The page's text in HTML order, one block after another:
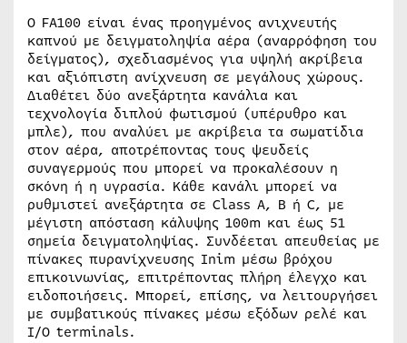
Ο FA100 είναι ένας προηγμένος ανιχνευτής
καπνού με δειγματοληψία αέρα (αναρρόφηση του
δείγματος), σχεδιασμένος για υψηλή ακρίβεια
και αξιόπιστη ανίχνευση σε μεγάλους χώρους.
Διαθέτει δύο ανεξάρτητα κανάλια και
τεχνολογία διπλού φωτισμού (υπέρυθρο και
μπλε), που αναλύει με ακρίβεια τα σωματίδια
στον αέρα, αποτρέποντας τους ψευδείς
συναγερμούς που μπορεί να προκαλέσουν η
σκόνη ή η υγρασία. Κάθε κανάλι μπορεί να
ρυθμιστεί ανεξάρτητα σε Class A, B ή C, με
μέγιστη απόσταση κάλυψης 100m και έως 51
σημεία δειγματοληψίας. Συνδέεται απευθείας με
πίνακες πυρανίχνευσης Inim μέσω βρόχου
επικοινωνίας, επιτρέποντας πλήρη έλεγχο και
ειδοποιήσεις. Μπορεί, επίσης, να λειτουργήσει
με συμβατικούς πίνακες μέσω εξόδων ρελέ και
I/O terminals.